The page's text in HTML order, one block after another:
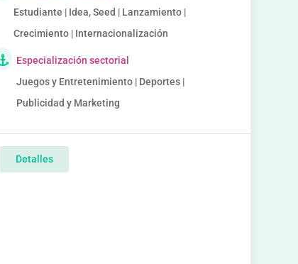
Estudiante | Idea, Seed | Lanzamiento |
Crecimiento | Internacionalización
Especialización sectorial
Juegos y Entretenimiento | Deportes |
Publicidad y Marketing
Detalles